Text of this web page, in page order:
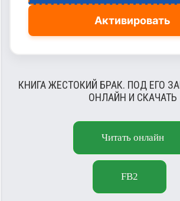
Активировать
КНИГА ЖЕСТОКИЙ БРАК. ПОД ЕГО
ОНЛАЙН И СКАЧАТЬ
Читать онлайн
FB2